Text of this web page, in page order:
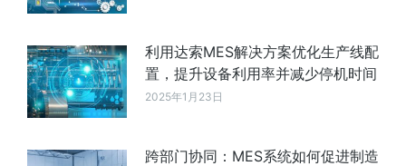
利用达索MES解决方案优化生产线配
置，提升设备利用率并减少停机时间
2025年1月23日
跨部门协同：MES系统如何促进制造